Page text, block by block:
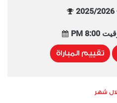
تقييم المباراة
شهر